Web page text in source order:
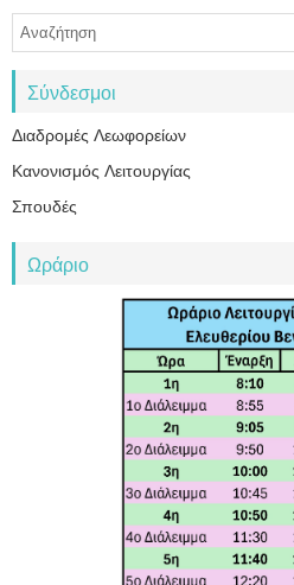
Σύνδεσμοι
Διαδρομές Λεωφορείων
Κανονισμός Λειτουργίας
Σπουδές
Ωράριο